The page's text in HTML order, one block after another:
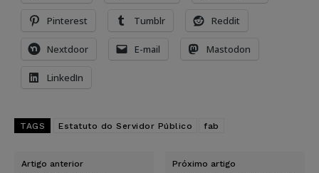
Pinterest Tumblr Reddit
Nextdoor E-mail Mastodon
LinkedIn
TAGS Estatuto do Servidor Público fab
Artigo anterior Próximo artigo